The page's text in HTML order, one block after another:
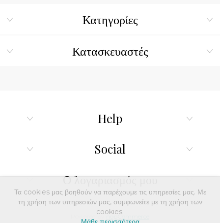
Κατηγορίες
Κατασκευαστές
Help
Social
Ο λογαριασμός μου
Powered by nopCommerce
Τα cookies μας βοηθούν να παρέχουμε τις υπηρεσίες μας. Με
τη χρήση των υπηρεσιών μας, συμφωνείτε με τη χρήση των
cookies.